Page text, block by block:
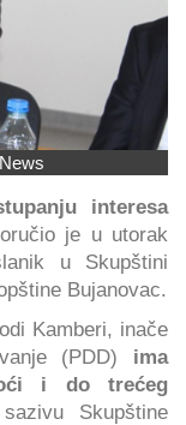
interesa
je u utorak
u Skupštini
Bujanovac.
Kamberi, inače
(PDD) ima
i do trećeg
Skupštine